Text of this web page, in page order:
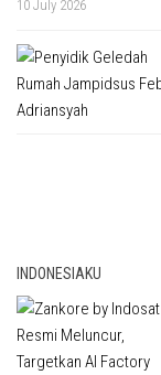
10 July 2026
INDONESIAKU